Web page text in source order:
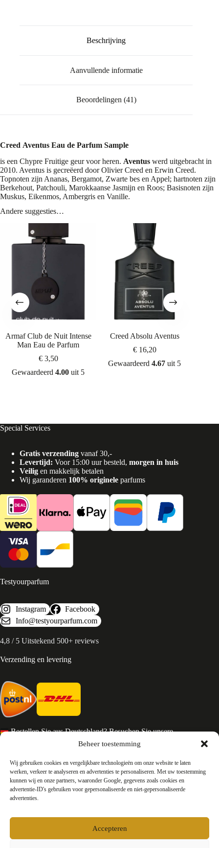
Beheer toestemming
Wij gebruiken cookies en vergelijkbare technologieën om onze website te laten
werken, verkeer te analyseren en advertenties te personaliseren. Met uw toestemming
kunnen wij en onze partners, waaronder Google, gegevens zoals cookies en
advertentie-ID's gebruiken voor gepersonaliseerde en niet-gepersonaliseerde
advertenties.
Accepteren
Beschrijving
Aanvullende informatie
Beoordelingen (41)
Creed Aventus Eau de Parfum Sample
is een Chypre Fruitige geur voor heren. Aventus werd uitgebracht in
2010. Aventus is gecreëerd door Olivier Creed en Erwin Creed.
Topnoten zijn Ananas, Bergamot, Zwarte bes en Appel; hartnoten zijn
Berkehout, Patchouli, Marokkaanse Jasmijn en Roos; Basisnoten zijn
Muskus, Eikenmos, Ambergris en Vanille.
Andere suggesties…
Armaf Club de Nuit Intense
Man Eau de Parfum
€3,50
Gewaardeerd4.00 uit 5
Creed Absolu Aventus
€16,20
Gewaardeerd4.67 uit 5
Special Services
Gratis verzending vanaf 30,-
Levertijd: Voor 15:00 uur besteld, morgen in huis
Veilig en makkelijk betalen
Wij garanderen 100% originele parfums
Testyourparfum
Instagram
Facebook
Info@testyourparfum.com
4,8 / 5 Uitstekend 500+ reviews
Verzending en levering
Bestellen Sie aus Deutschland? Besuchen Sie unsere
Services en Contact
Algemene voorwaarden
Retourneren
Privacy
Contact